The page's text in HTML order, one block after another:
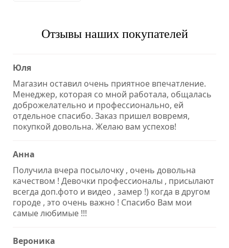
Отзывы наших покупателей
Юля
Магазин оставил очень приятное впечатление.
Менеджер, которая со мной работала, общалась
доброжелательно и профессионально, ей
отдельное спасибо. Заказ пришел вовремя,
покупкой довольна. Желаю вам успехов!
Анна
Получила вчера посылочку , очень довольна
качеством ! Девочки профессионалы , присылают
всегда доп.фото и видео , замер !) когда в другом
городе , это очень важно ! Спасибо Вам мои
самые любимые !!!
Вероника